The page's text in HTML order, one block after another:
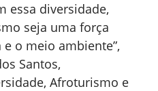
essa diversidade,
seja uma força
o meio ambiente”,
Santos,
Afroturismo e